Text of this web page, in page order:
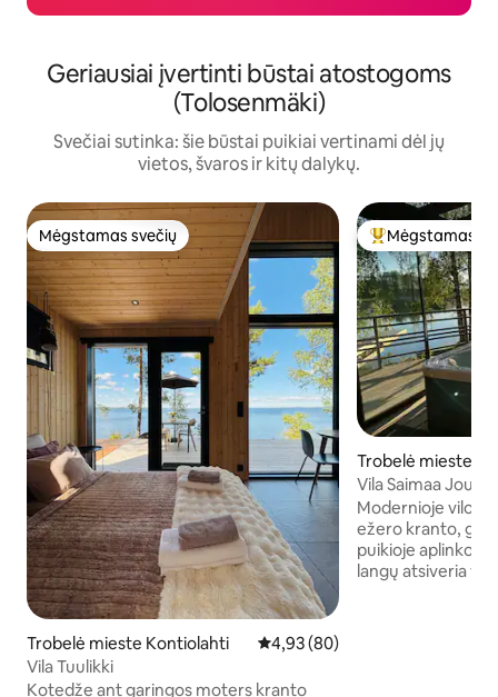
Geriausiai įvertinti būstai atostogoms
(Tolosenmäki)
Svečiai sutinka: šie būstai puikiai vertinami dėl jų
vietos, švaros ir kitų dalykų.
Mėgstamas svečių
Mėgstamas svečių
Trobelė mieste Kontiolahti Vidutinis įvertinimas: 4,93 iš 5,
4,93 (80)
Vila Tuulikki
Kotedže ant garingos moters kranto
Svečių
Mėgstamas
Trobelė mieste
Vila Saimaa
Modernioje viloje,
ežero kranto,
puikioje aplinkoje.
langų atsiveria